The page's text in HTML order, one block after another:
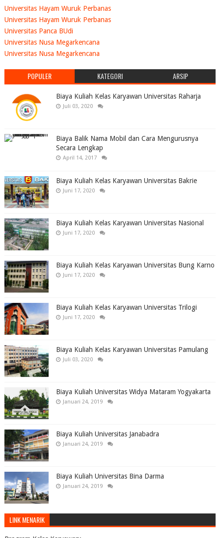
Universitas Hayam Wuruk Perbanas
Universitas Hayam Wuruk Perbanas
Universitas Panca BUdi
Universitas Nusa Megarkencana
Universitas Nusa Megarkencana
POPULER KATEGORI ARSIP
Biaya Kuliah Kelas Karyawan Universitas Raharja
Juli 03, 2020
Biaya Balik Nama Mobil dan Cara Mengurusnya
Secara Lengkap
April 14, 2017
Biaya Kuliah Kelas Karyawan Universitas Bakrie
Juni 17, 2020
Biaya Kuliah Kelas Karyawan Universitas Nasional
Juni 17, 2020
Biaya Kuliah Kelas Karyawan Universitas Bung Karno
Juni 17, 2020
Biaya Kuliah Kelas Karyawan Universitas Trilogi
Juni 17, 2020
Biaya Kuliah Kelas Karyawan Universitas Pamulang
Juli 03, 2020
Biaya Kuliah Universitas Widya Mataram Yogyakarta
Januari 24, 2019
Biaya Kuliah Universitas Janabadra
Januari 24, 2019
Biaya Kuliah Universitas Bina Darma
Januari 24, 2019
LINK MENARIK